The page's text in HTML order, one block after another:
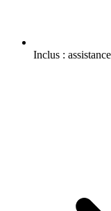
Inclus : assistance